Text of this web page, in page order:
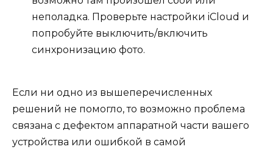
неполадка. Проверьте настройки iCloud и
попробуйте выключить/включить
синхронизацию фото.
Если ни одно из вышеперечисленных
решений не помогло, то возможно проблема
связана с дефектом аппаратной части вашего
устройства или ошибкой в самой